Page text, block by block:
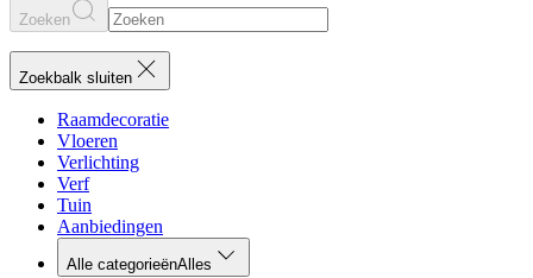
Zoeken
Zoekbalk sluiten
Raamdecoratie
Vloeren
Verlichting
Verf
Tuin
Aanbiedingen
Alle categorieënAlles